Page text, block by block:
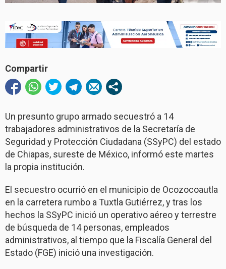
Compartir
Un presunto grupo armado secuestró a 14
trabajadores administrativos de la Secretaría de
Seguridad y Protección Ciudadana (SSyPC) del estado
de Chiapas, sureste de México, informó este martes
la propia institución.
El secuestro ocurrió en el municipio de Ocozocoautla
en la carretera rumbo a Tuxtla Gutiérrez, y tras los
hechos la SSyPC inició un operativo aéreo y terrestre
de búsqueda de 14 personas, empleados
administrativos, al tiempo que la Fiscalía General del
Estado (FGE) inició una investigación.